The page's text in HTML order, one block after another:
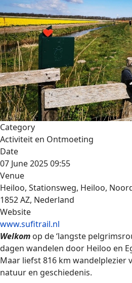
Category
Activiteit en Ontmoeting
Date
07 June 202509:55
Venue
Heiloo, Stationsweg, Heiloo,
1852 AZ, Nederland
Website
www.sufitrail.nl
Welkom op de ‘langste
dagen wandelen door Heiloo en
Maar liefst 816 km wandelplezier
natuur en geschiedenis.